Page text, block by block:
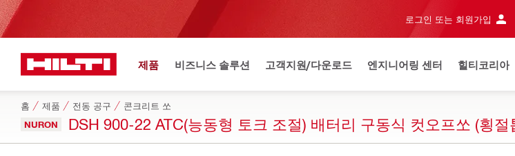
로그인 또는 회원가입
제품 비즈니스 솔루션 고객지원/다운로드 엔지니어링 센터 힐티코리아
홈 제품 전동 공구 콘크리트 쏘
NURON DSH 900-22 ATC(능동형 토크 조절) 배터리 구동식 컷오프쏘 (횡절